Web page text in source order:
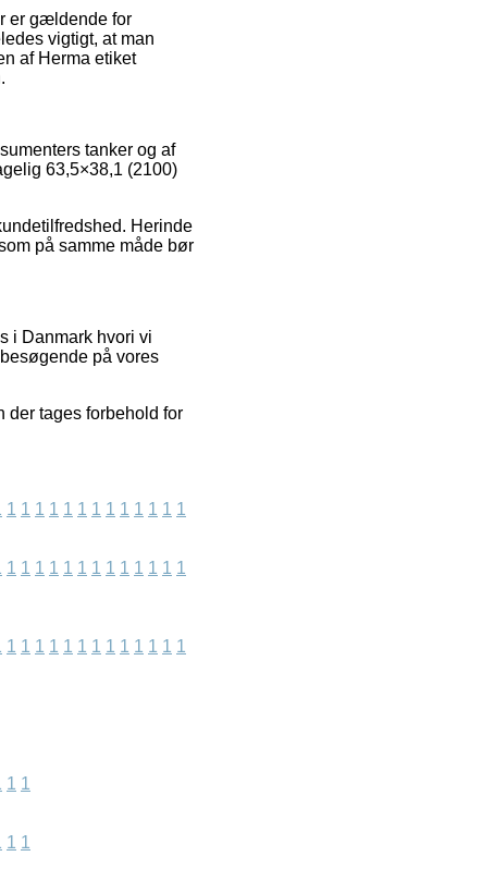
er gældende for
vigtigt, at man
af Herma etiket
tanker og af
63,5×38,1 (2100)
Herinde
på samme måde bør
i Danmark hvori vi
på vores
der tages forbehold for
1 1 1 1 1 1 1 1 1 1 1 1 1
1 1 1 1 1 1 1 1 1 1 1 1 1
1 1 1 1 1 1 1 1 1 1 1 1 1
1 1
1 1